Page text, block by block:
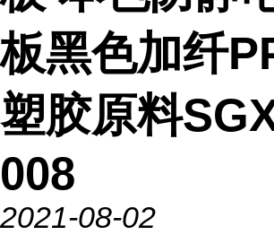
板黑色加纤
塑胶原料
008
2021-08-02